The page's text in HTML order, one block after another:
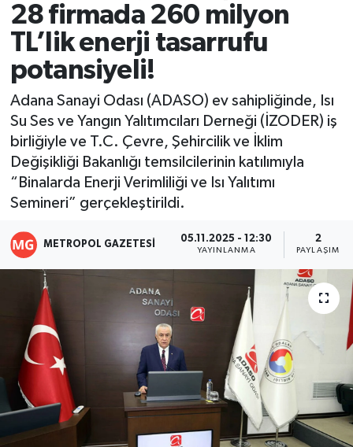
28 firmada 260 milyon
TL’lik enerji tasarrufu
potansiyeli!
Adana Sanayi Odası (ADASO) ev sahipliğinde, Isı
Su Ses ve Yangın Yalıtımcıları Derneği (İZODER) iş
birliğiyle ve T.C. Çevre, Şehircilik ve İklim
Değişikliği Bakanlığı temsilcilerinin katılımıyla
“Binalarda Enerji Verimliliği ve Isı Yalıtımı
Semineri” gerçekleştirildi.
METROPOL GAZETESI 05.11.2025 - 12:30
YAYINLANMA
2
PAYLAŞIM
Resmi İlanlar